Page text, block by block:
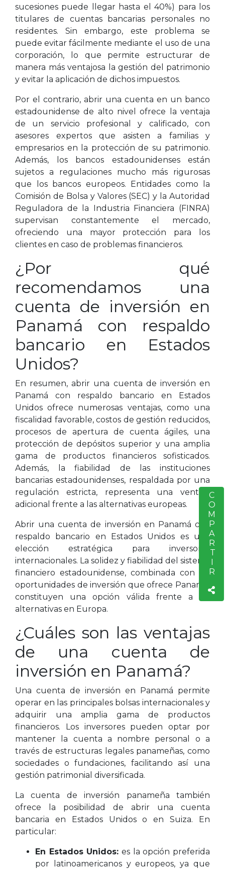
sucesiones puede llegar hasta el 40%) para los
titulares de cuentas bancarias personales no
residentes. Sin embargo, este problema se
puede evitar fácilmente mediante el uso de una
corporación, lo que permite estructurar de
manera más ventajosa la gestión del patrimonio
y evitar la aplicación de dichos impuestos.
Por el contrario, abrir una cuenta en un banco
estadounidense de alto nivel ofrece la ventaja
de un servicio profesional y calificado, con
asesores expertos que asisten a familias y
empresarios en la protección de su patrimonio.
Además, los bancos estadounidenses están
sujetos a regulaciones mucho más rigurosas
que los bancos europeos. Entidades como la
Comisión de Bolsa y Valores (SEC) y la Autoridad
Reguladora de la Industria Financiera (FINRA)
supervisan constantemente el mercado,
ofreciendo una mayor protección para los
clientes en caso de problemas financieros.
¿Por qué
recomendamos una
cuenta de inversión en
Panamá con respaldo
bancario en Estados
Unidos?
En resumen, abrir una cuenta de inversión en
Panamá con respaldo bancario en Estados
Unidos ofrece numerosas ventajas, como una
fiscalidad favorable, costos de gestión reducidos,
procesos de apertura de cuenta ágiles, una
protección de depósitos superior y una amplia
gama de productos financieros sofisticados.
Además, la fiabilidad de las instituciones
bancarias estadounidenses, respaldada por una
regulación estricta, representa una ventaja
adicional frente a las alternativas europeas.
Abrir una cuenta de inversión en Panamá con
respaldo bancario en Estados Unidos es una
elección estratégica para inversores
internacionales. La solidez y fiabilidad del sistema
financiero estadounidense, combinada con las
oportunidades de inversión que ofrece Panamá,
constituyen una opción válida frente a las
alternativas en Europa.
¿Cuáles son las ventajas
de una cuenta de
inversión en Panamá?
Una cuenta de inversión en Panamá permite
operar en las principales bolsas internacionales y
adquirir una amplia gama de productos
financieros. Los inversores pueden optar por
mantener la cuenta a nombre personal o a
través de estructuras legales panameñas, como
sociedades o fundaciones, facilitando así una
gestión patrimonial diversificada.
La cuenta de inversión panameña también
ofrece la posibilidad de abrir una cuenta
bancaria en Estados Unidos o en Suiza. En
particular:
En Estados Unidos: es la opción preferida
por latinoamericanos y europeos, ya que
COMPARTIR